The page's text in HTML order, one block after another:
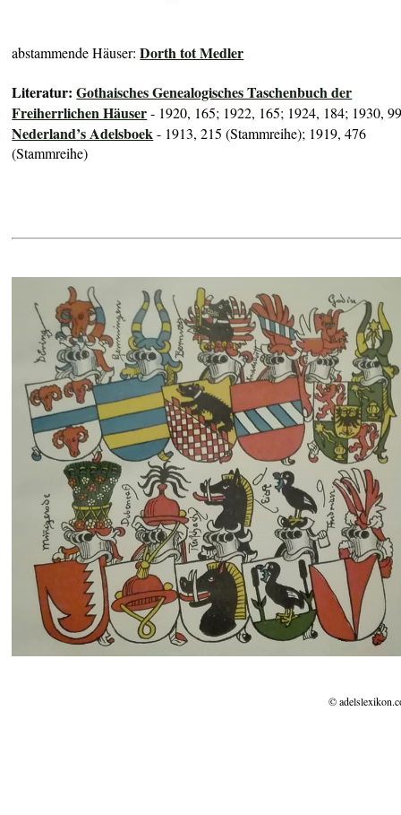
abstammende Häuser:Dorth tot Medler
Literatur:Gothaisches Genealogisches Taschenbuch der
Freiherrlichen Häuser- 1920, 165; 1922, 165; 1924, 184; 1930,
Nederland’s Adelsboek- 1913, 215 (Stammreihe); 1919, 476
(Stammreihe)
©